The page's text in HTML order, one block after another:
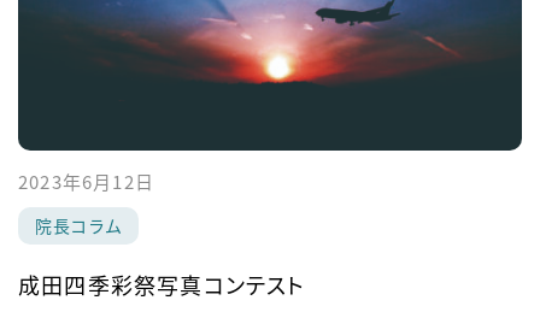
2023年6月12日
院長コラム
成田四季彩祭写真コンテスト